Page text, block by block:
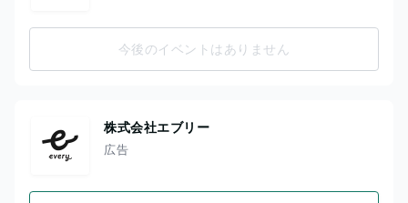
今後のイベントはありません
株式会社エブリー
広告